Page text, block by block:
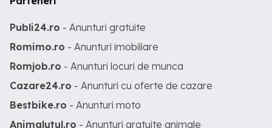
Publi24.ro - Anunturi gratuite
Romimo.ro - Anunturi imobiliare
Romjob.ro - Anunturi locuri de munca
Cazare24.ro - Anunturi cu oferte de cazare
Bestbike.ro - Anunturi moto
Animalutul.ro - Anunturi gratuite animale